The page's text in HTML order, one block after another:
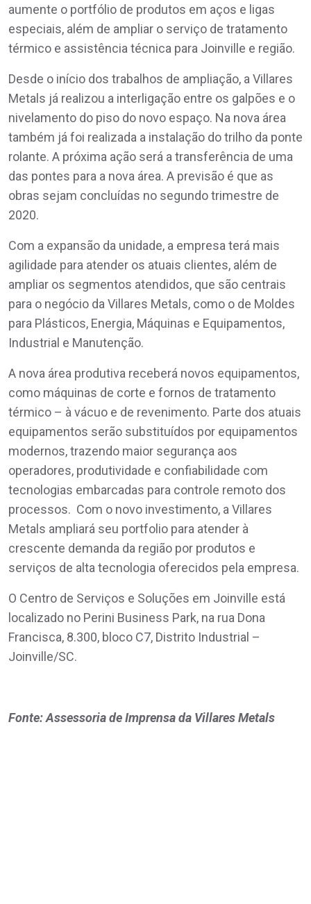
aumente o portfólio de produtos em aços e ligas
especiais, além de ampliar o serviço de tratamento
térmico e assistência técnica para Joinville e região.
Desde o início dos trabalhos de ampliação, a Villares
Metals já realizou a interligação entre os galpões e o
nivelamento do piso do novo espaço. Na nova área
também já foi realizada a instalação do trilho da ponte
rolante. A próxima ação será a transferência de uma
das pontes para a nova área. A previsão é que as
obras sejam concluídas no segundo trimestre de
2020.
Com a expansão da unidade, a empresa terá mais
agilidade para atender os atuais clientes, além de
ampliar os segmentos atendidos, que são centrais
para o negócio da Villares Metals, como o de Moldes
para Plásticos, Energia, Máquinas e Equipamentos,
Industrial e Manutenção.
A nova área produtiva receberá novos equipamentos,
como máquinas de corte e fornos de tratamento
térmico – à vácuo e de revenimento. Parte dos atuais
equipamentos serão substituídos por equipamentos
modernos, trazendo maior segurança aos
operadores, produtividade e confiabilidade com
tecnologias embarcadas para controle remoto dos
processos. Com o novo investimento, a Villares
Metals ampliará seu portfolio para atender à
crescente demanda da região por produtos e
serviços de alta tecnologia oferecidos pela empresa.
O Centro de Serviços e Soluções em Joinville está
localizado no Perini Business Park, na rua Dona
Francisca, 8.300, bloco C7, Distrito Industrial –
Joinville/SC.
Fonte: Assessoria de Imprensa da Villares Metals